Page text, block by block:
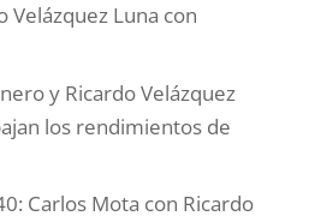
Velázquez Luna con
y Ricardo Velázquez
los rendimientos de
Carlos Mota con Ricardo